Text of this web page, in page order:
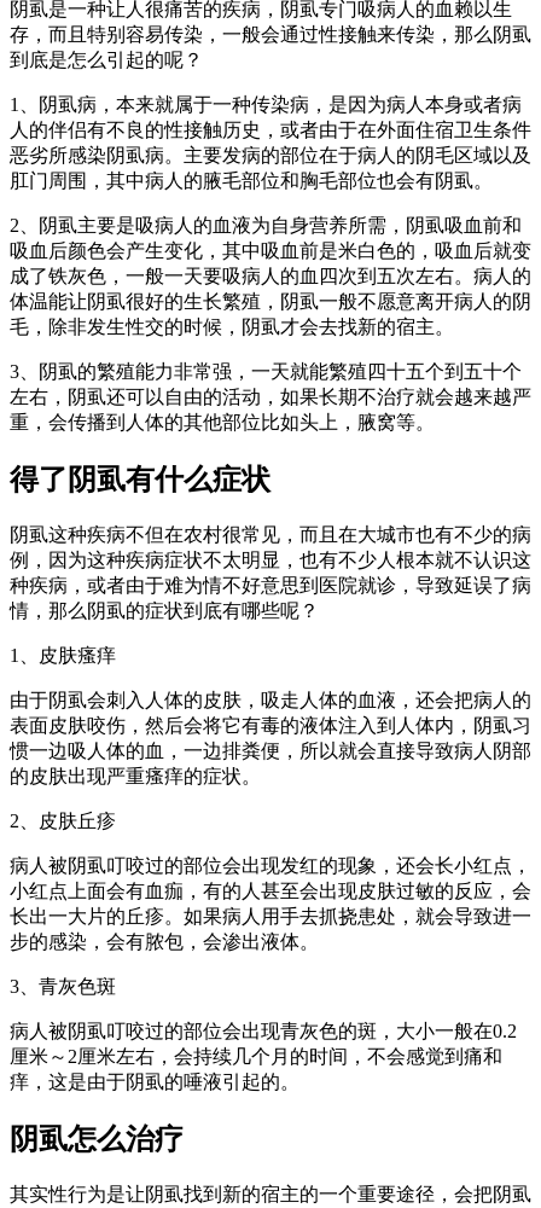
阴虱是一种让人很痛苦的疾病，阴虱专门吸病人的血赖以生
存，而且特别容易传染，一般会通过性接触来传染，那么阴虱
到底是怎么引起的呢？
1、阴虱病，本来就属于一种传染病，是因为病人本身或者病
人的伴侣有不良的性接触历史，或者由于在外面住宿卫生条件
恶劣所感染阴虱病。主要发病的部位在于病人的阴毛区域以及
肛门周围，其中病人的腋毛部位和胸毛部位也会有阴虱。
2、阴虱主要是吸病人的血液为自身营养所需，阴虱吸血前和
吸血后颜色会产生变化，其中吸血前是米白色的，吸血后就变
成了铁灰色，一般一天要吸病人的血四次到五次左右。病人的
体温能让阴虱很好的生长繁殖，阴虱一般不愿意离开病人的阴
毛，除非发生性交的时候，阴虱才会去找新的宿主。
3、阴虱的繁殖能力非常强，一天就能繁殖四十五个到五十个
左右，阴虱还可以自由的活动，如果长期不治疗就会越来越严
重，会传播到人体的其他部位比如头上，腋窝等。
得了阴虱有什么症状
阴虱这种疾病不但在农村很常见，而且在大城市也有不少的病
例，因为这种疾病症状不太明显，也有不少人根本就不认识这
种疾病，或者由于难为情不好意思到医院就诊，导致延误了病
情，那么阴虱的症状到底有哪些呢？
1、皮肤瘙痒
由于阴虱会刺入人体的皮肤，吸走人体的血液，还会把病人的
表面皮肤咬伤，然后会将它有毒的液体注入到人体内，阴虱习
惯一边吸人体的血，一边排粪便，所以就会直接导致病人阴部
的皮肤出现严重瘙痒的症状。
2、皮肤丘疹
病人被阴虱叮咬过的部位会出现发红的现象，还会长小红点，
小红点上面会有血痂，有的人甚至会出现皮肤过敏的反应，会
长出一大片的丘疹。如果病人用手去抓挠患处，就会导致进一
步的感染，会有脓包，会渗出液体。
3、青灰色斑
病人被阴虱叮咬过的部位会出现青灰色的斑，大小一般在0.2
厘米～2厘米左右，会持续几个月的时间，不会感觉到痛和
痒，这是由于阴虱的唾液引起的。
阴虱怎么治疗
其实性行为是让阴虱找到新的宿主的一个重要途径，会把阴虱